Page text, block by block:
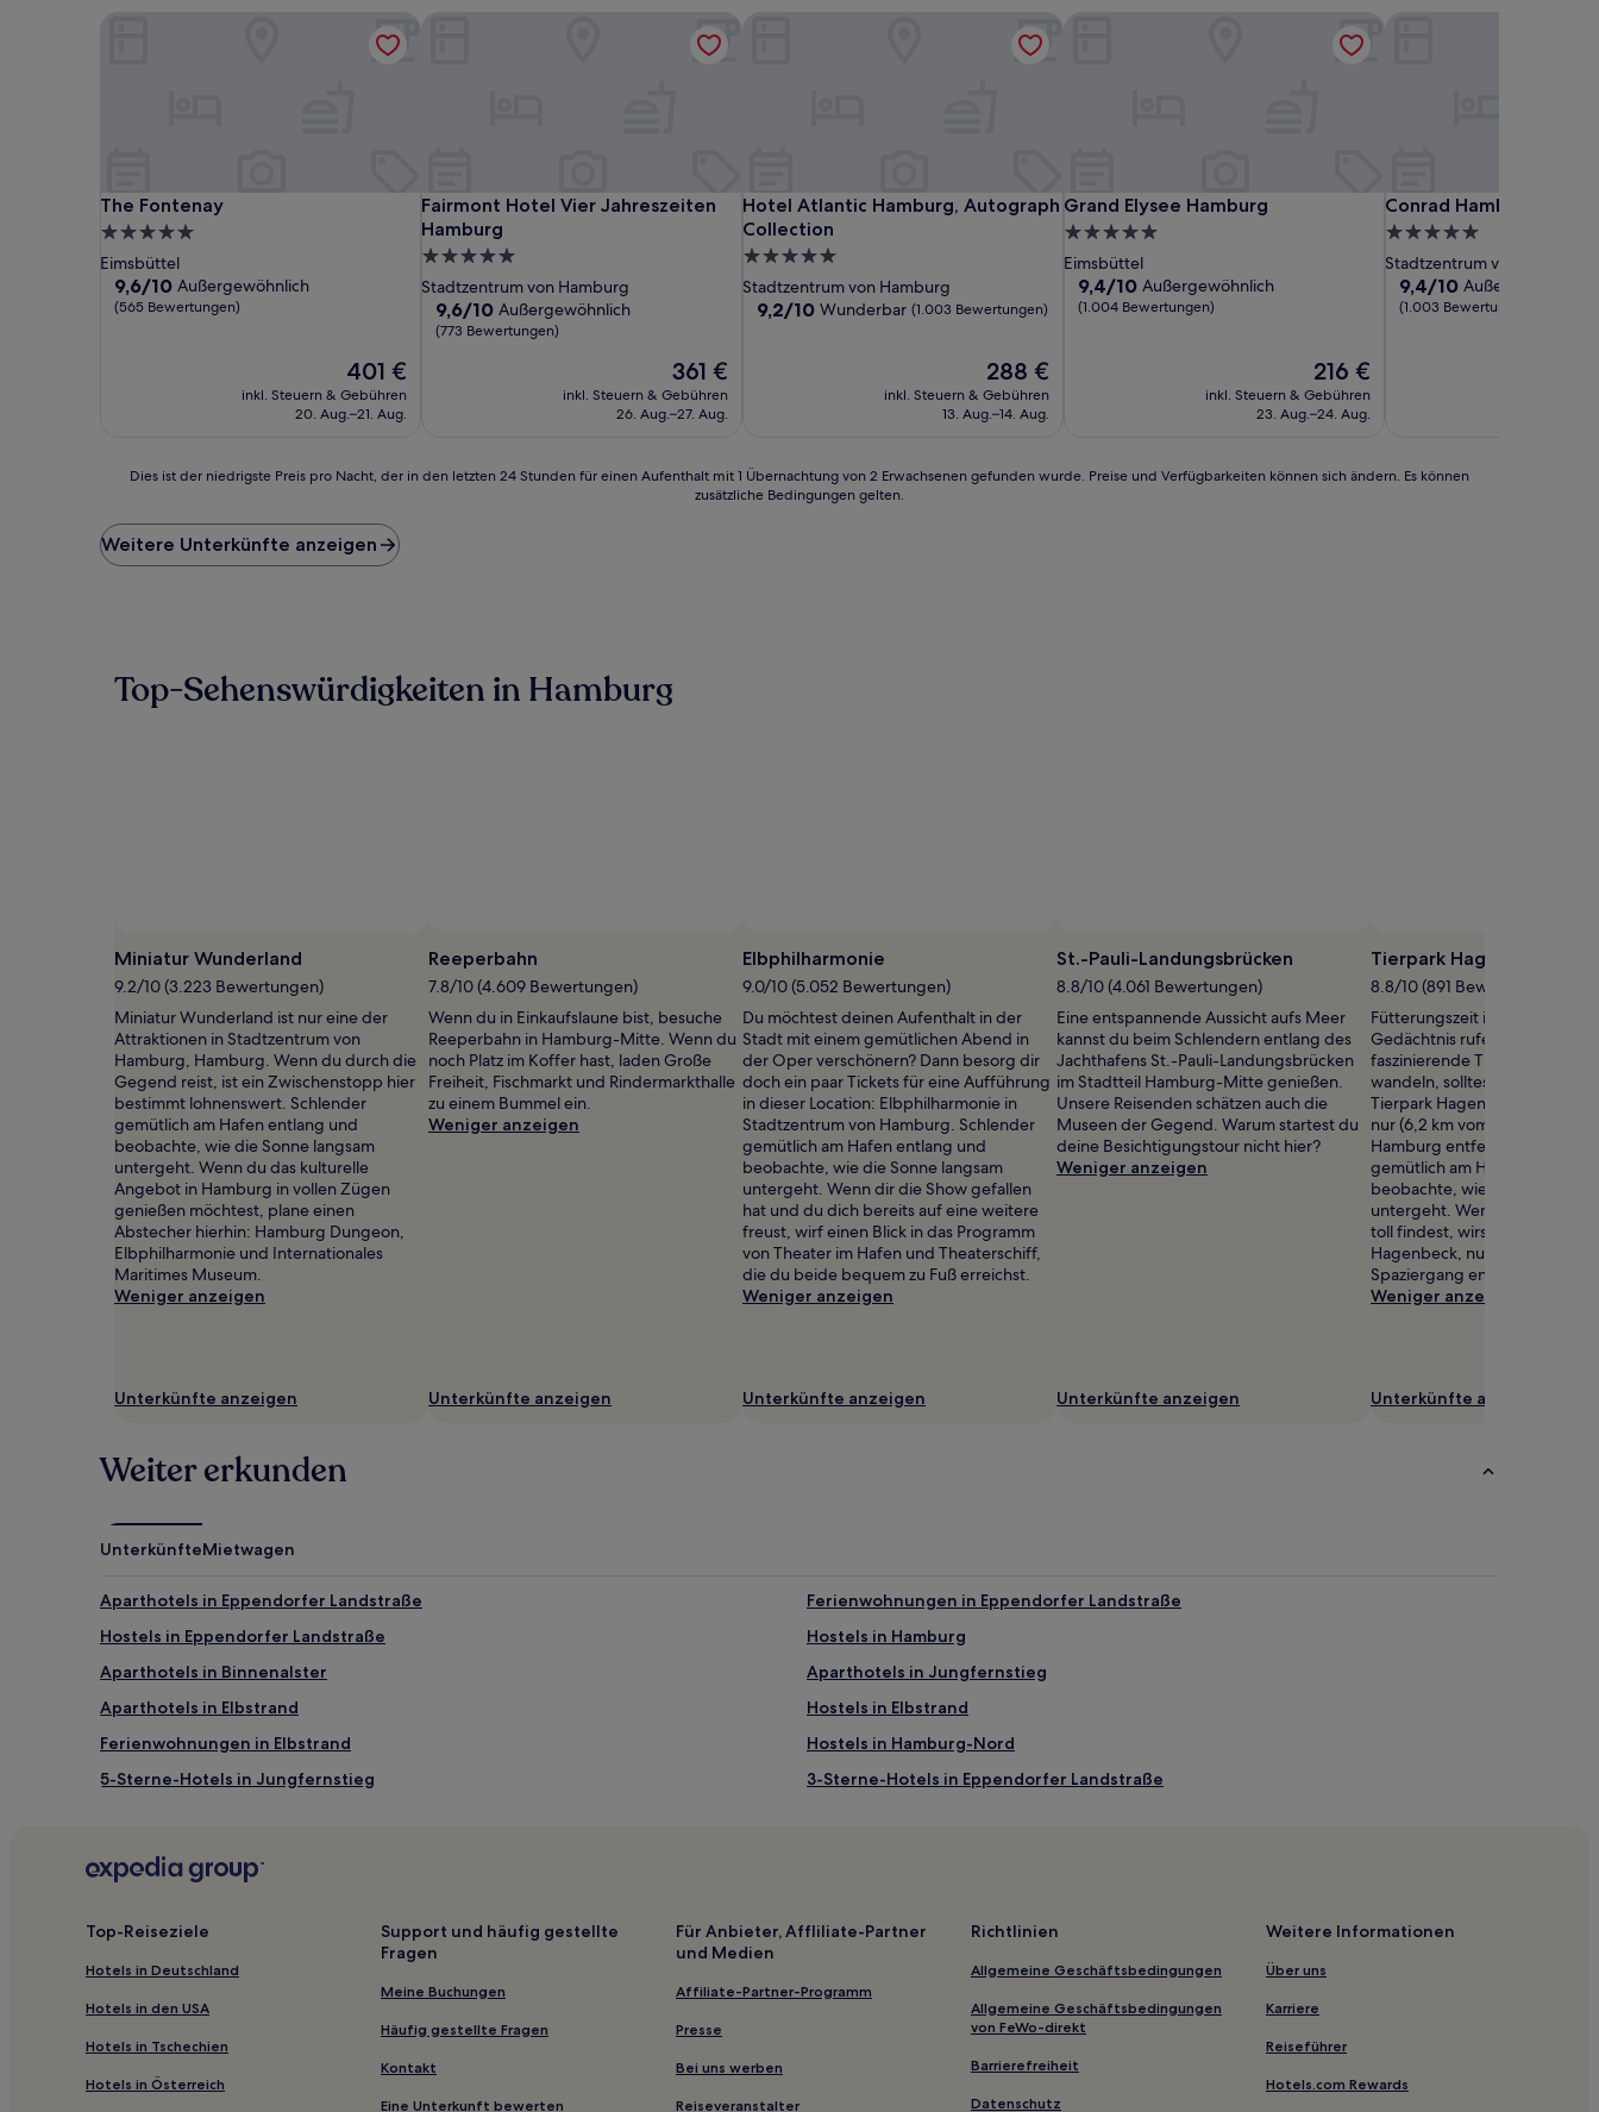
The Fontenay
The Fontenay
5.0-
Sterne-
Unterkunft
Eimsbüttel
9.6
von
9,6/10 Außergewöhnlich
(565 Bewertungen)
Der
Preis
beträgt
401 €
inkl. Steuern & Gebühren
20. Aug.–21. Aug.
Fairmont Hotel Vier Jahreszeiten
Hamburg
Fairmont Hotel Vier Jahreszeiten Hamburg
5.0-
Sterne-
Unterkunft
Stadtzentrum von Hamburg
9.6
von
9,6/10 Außergewöhnlich
(773 Bewertungen)
Der
Preis
beträgt
361 €
inkl. Steuern & Gebühren
26. Aug.–27. Aug.
Fairmont Hotel Vier Jahreszeiten Hamburg
Hotel Atlantic Hamburg, Autograph
Collection
Hotel Atlantic Hamburg, Autograph Collection
5.0-
Sterne-
Unterkunft
Stadtzentrum von Hamburg
9.2
9,2/10 Wunderbar (1.003 Bewertungen)
Der
Preis
beträgt
288 €
inkl. Steuern & Gebühren
13. Aug.–14. Aug.
Hotel Atlantic Hamburg, Autograph Collection
Grand Elysee Hamburg
Grand Elysee Hamburg
5.0-
Sterne-
Unterkunft
Eimsbüttel
9.4
von
9,4/10 Außergewöhnlich
(1.004 Bewertungen)
Der
Preis
beträgt
216 €
inkl. Steuern & Gebühren
23. Aug.–24. Aug.
Conrad Hamburg
Conrad Hamburg
5.0-
Sterne-
Unterkunft
Stadtzentrum von Hamburg
9.4
von
9,4/10 Außergewöhnlich
(1.003 Bewertungen)
der
niedrigste
Preis
letzten
24 Stunden
und
Verfügbarkeiten
können
sich
ändern.
können
zusätzliche
Bedingungen
gelten.
Dies ist der niedrigste Preis pro Nacht, der in den letzten 24 Stunden für einen Aufenthalt mit 1 Übernachtung von 2 Erwachsenen gefunden wurde. Preise und Verfügbarkeiten können sich ändern. Es können
zusätzliche Bedingungen gelten.
Weitere Unterkünfte anzeigen
Top-Sehenswürdigkeiten in Hamburg
Miniatur Wunderland
9.2/10 (3.223 Bewertungen)
Miniatur Wunderland ist nur eine der
Attraktionen in Stadtzentrum von
Hamburg, Hamburg. Wenn du durch die
Gegend reist, ist ein Zwischenstopp hier
bestimmt lohnenswert. Schlender
gemütlich am Hafen entlang und
beobachte, wie die Sonne langsam
untergeht. Wenn du das kulturelle
Angebot in Hamburg in vollen Zügen
genießen möchtest, plane einen
Abstecher hierhin: Hamburg Dungeon,
Elbphilharmonie und Internationales
Maritimes Museum.
Weniger anzeigen
Unterkünfte anzeigen
Reeperbahn
7.8/10 (4.609 Bewertungen)
Wenn du in Einkaufslaune bist, besuche
Reeperbahn in Hamburg-Mitte. Wenn du
noch Platz im Koffer hast, laden Große
Freiheit, Fischmarkt und Rindermarkthalle
zu einem Bummel ein.
Weniger anzeigen
Unterkünfte anzeigen
Elbphilharmonie
9.0/10 (5.052 Bewertungen)
Du möchtest deinen Aufenthalt in der
Stadt mit einem gemütlichen Abend in
der Oper verschönern? Dann besorg dir
doch ein paar Tickets für eine Aufführung
in dieser Location: Elbphilharmonie in
Stadtzentrum von Hamburg. Schlender
gemütlich am Hafen entlang und
beobachte, wie die Sonne langsam
untergeht. Wenn dir die Show gefallen
hat und du dich bereits auf eine weitere
freust, wirf einen Blick in das Programm
von Theater im Hafen und Theaterschiff,
die du beide bequem zu Fuß erreichst.
Weniger anzeigen
Unterkünfte anzeigen
St.-Pauli-Landungsbrücken
8.8/10 (4.061 Bewertungen)
Eine entspannende Aussicht aufs Meer
kannst du beim Schlendern entlang des
Jachthafens St.-Pauli-Landungsbrücken
im Stadtteil Hamburg-Mitte genießen.
Unsere Reisenden schätzen auch die
Museen der Gegend. Warum startest du
deine Besichtigungstour nicht hier?
Weniger anzeigen
Unterkünfte anzeigen
Tierpark Hagenbeck
8.8/10 (891 Bewertungen)
Fütterungszeit im Zoo! Wenn
Gedächtnis rufen möchtest,
faszinierende Tiere auf
wandeln, solltest du einen
Tierpark Hagenbeck nicht
nur (6,2 km vom Stadtzentrum
Hamburg entfernt liegt.
gemütlich am Hafen entlang
beobachte, wie die Sonne
untergeht. Wenn du Tierpark
toll findest, wirst du Tropen-
Hagenbeck, nur einen kurzen
Spaziergang entfernt, lieben.
Weniger anzeigen
Unterkünfte anzeigen
Weiter erkunden
UnterkünfteMietwagen
Aparthotels in Eppendorfer Landstraße
Ferienwohnungen in Eppendorfer Landstraße
Hostels in Eppendorfer Landstraße
Hostels in Hamburg
Aparthotels in Binnenalster
Aparthotels in Jungfernstieg
Aparthotels in Elbstrand
Hostels in Elbstrand
Ferienwohnungen in Elbstrand
Hostels in Hamburg-Nord
5-Sterne-Hotels in Jungfernstieg
3-Sterne-Hotels in Eppendorfer Landstraße
4-Sterne-Hotels in Hamburg-Nord
Kleiner Grasbrook: Hotels
Hotels nahe U-Bahnhof Horner Rennbahn
Hotels nahe Bahnhof Landungsbrücken
Hotels nahe U-Bahn-Station Habichtstraße
Hotels nahe U-Bahnhof Dehnhaide
Hotels nahe BallinStadt – das Auswanderermuseum Hamburg
Hotels nahe Barclaycard Arena
Hotels nahe S-Bahnhof Hamburg Airport
Top-Reiseziele
Hotels in Deutschland
Hotels in den USA
Hotels in Tschechien
Hotels in Österreich
Support und häufig gestellte
Fragen
Meine Buchungen
Häufig gestellte Fragen
Kontakt
Eine Unterkunft bewerten
Für Anbieter, Affliliate-Partner
und Medien
Affiliate-Partner-Programm
Presse
Bei uns werben
Reiseveranstalter
Richtlinien
Allgemeine Geschäftsbedingungen
Allgemeine Geschäftsbedingungen
von FeWo-direkt
Barrierefreiheit
Datenschutz
Weitere Informationen
Über uns
Karriere
Reiseführer
Hotels.com Rewards